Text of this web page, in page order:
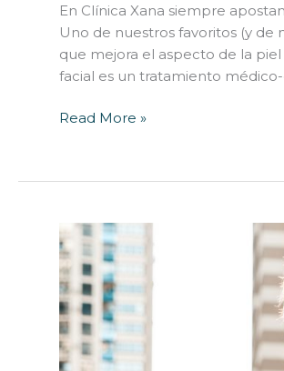
En Clínica Xana siempre
Uno de nuestros favoritos (y de
que mejora el aspecto de la piel
facial es un tratamiento
Read More »
¿No
tienes
suficiente
hueso
para
implantes
dentales?